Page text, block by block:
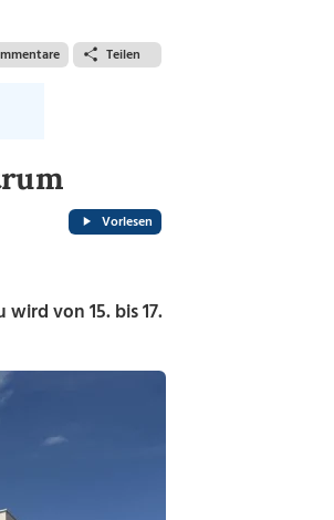
Teilen
Vorlesen
von 15. bis 17.